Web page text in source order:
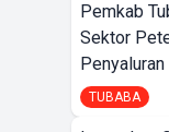
Pemkab
Sektor
Penyaluran
TUBABA